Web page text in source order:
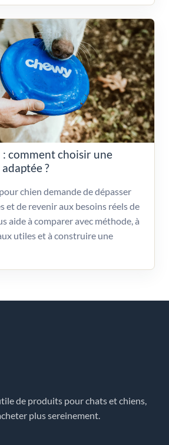
comment choisir une
?
chien demande de dépasser
et de revenir aux besoins réels de
aide à comparer avec méthode, à
utiles et à construire une
de produits pour chats et chiens,
plus sereinement.